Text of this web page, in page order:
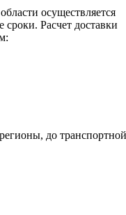
осуществляется
Расчет доставки
до транспортной